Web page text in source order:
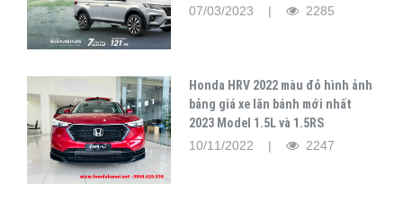
07/03/2023 |
2285
Honda HRV 2022 màu đỏ hình ảnh
bảng giá xe lăn bánh mới nhất
2023 Model 1.5L và 1.5RS
10/11/2022 |
2247